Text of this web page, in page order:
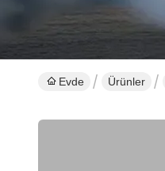
Evde Ürünler